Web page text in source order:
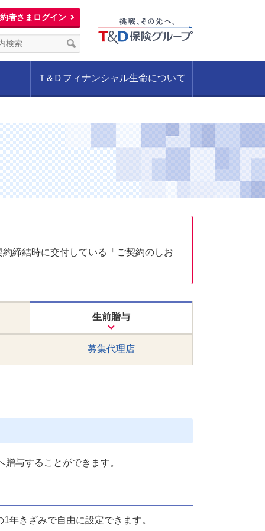
者さまログイン
Ｔ&Ｄフィナンシャル生命について
締結時に交付している「ご契約のしお
生前贈与
募集代理店
与することができます。
年きざみで自由に設定できます。